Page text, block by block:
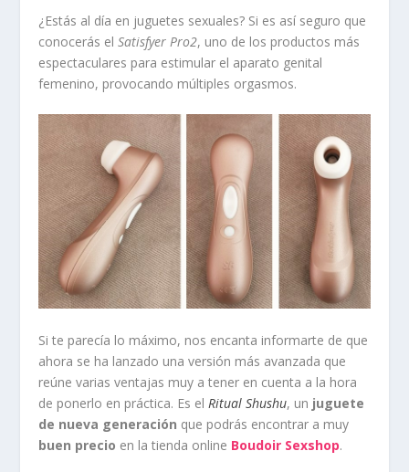
¿Estás al día en juguetes sexuales? Si es así seguro que
conocerás elSatisfyer Pro2, uno de los productos más
espectaculares para estimular el aparato genital
femenino, provocando múltiples orgasmos.
Si te parecía lo máximo, nos encanta informarte de que
ahora se ha lanzado una versión más avanzada que
reúne varias ventajas muy a tener en cuenta a la hora
de ponerlo en práctica. Es elRitual Shushu, un juguete
de nueva generación que podrás encontrar a muy
buen precio en la tienda online Boudoir Sexshop.